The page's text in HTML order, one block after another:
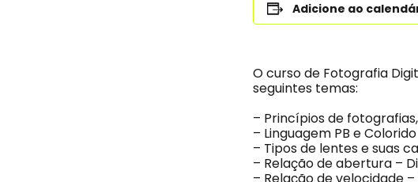
Adicione ao
O curso de Fotografia
seguintes temas:
– Princípios de
– Linguagem PB e Colorido
– Tipos de lentes e suas
– Relação de abertura –